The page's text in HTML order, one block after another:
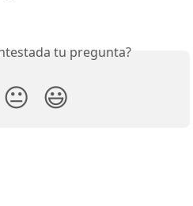
tu pregunta?
😐 😃